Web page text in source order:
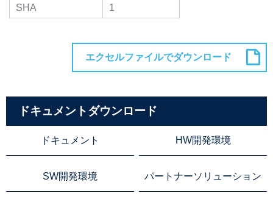
SHA
1
ドキュメントダウンロード
ドキュメント HW開発環境
SW開発環境 パートナーソリューション